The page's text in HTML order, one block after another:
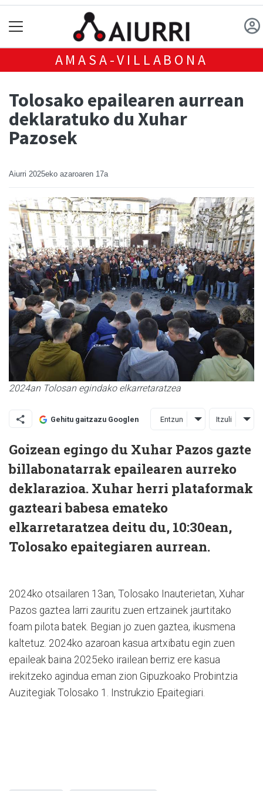
AMASA-VILLABONA
Tolosako epailearen aurrean
deklaratuko du Xuhar
Pazosek
Aiurri 2025eko azaroaren 17a
2024an Tolosan egindako elkarretaratzea
Gehitu gaitzazu Googlen Entzun Itzuli
Goizean egingo du Xuhar Pazos gazte
billabonatarrak epailearen aurreko
deklarazioa. Xuhar herri plataformak
gazteari babesa emateko
elkarretaratzea deitu du, 10:30ean,
Tolosako epaitegiaren aurrean.
2024ko otsailaren 13an, Tolosako Inauterietan, Xuhar
Pazos gaztea larri zauritu zuen ertzainek jaurtitako
foam pilota batek. Begian jo zuen gaztea, ikusmena
kaltetuz. 2024ko azaroan kasua artxibatu egin zuen
epaileak baina 2025eko irailean berriz ere kasua
irekitzeko agindua eman zion Gipuzkoako Probintzia
Auzitegiak Tolosako 1. Instrukzio Epaitegiari.